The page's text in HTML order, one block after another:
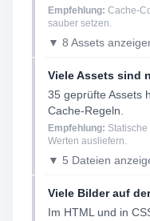
Empfehlung: Cache-
sauber setzen.
▼ 8 Assets
Viele Assets sind
35 geprüfte Assets
Cache-Regeln.
Empfehlung:
Werten ausliefern.
▼ 5 Dateien
Viele Bilder auf
Im HTML und in